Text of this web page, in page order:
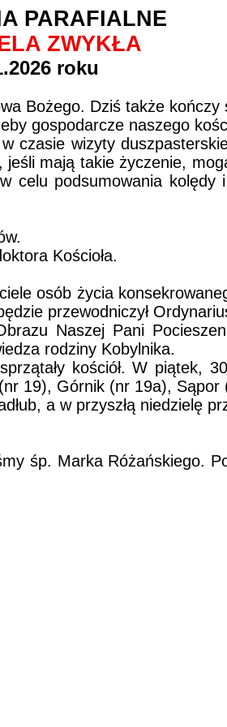
PARAFIALNE
ZWYKŁA
roku
Bożego. Dziś także
gospodarcze naszego
czasie wizyty
mają takie życzenie,
celu podsumowania
Kościoła.
osób życia
przewodniczył
Naszej Pani
rodziny Kobylnika.
kościół. W piątek,
19), Górnik (nr 19a),
a w przyszłą niedzielę
śp. Marka Różańskiego.